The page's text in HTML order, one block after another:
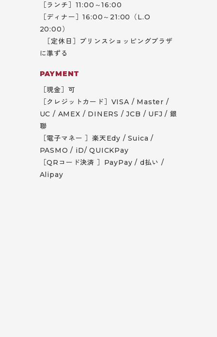
［ランチ］11:00～16:00
［ディナー］16:00～21:00（L.O
20:00）
［定休日］プリンスショッピングプラザ
に準ずる
PAYMENT
［現金］可
［クレジットカード］VISA / Master /
UC / AMEX / DINERS / JCB / UFJ / 銀
聯
［電子マネー ］楽天Edy / Suica /
PASMO / iD/ QUICKPay
［QRコード決済 ］PayPay / d払い /
Alipay